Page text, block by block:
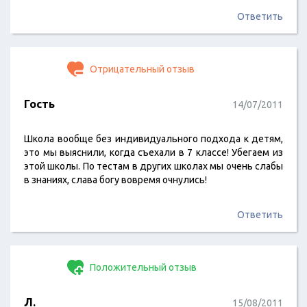
Ответить
Отрицательный отзыв
Гость 14/07/2011
Школа вообще без индивидуального подхода к детям,
это мы выяснили, когда съехали в 7 классе! Убегаем из
этой школы. По тестам в других школах мы очень слабы
в знаниях, слава богу вовремя очнулись!
Ответить
Положительный отзыв
Л. 15/08/2011